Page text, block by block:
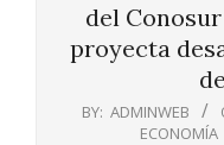
del
proyecta
BY: ADMINWEB
ECONOMÍA